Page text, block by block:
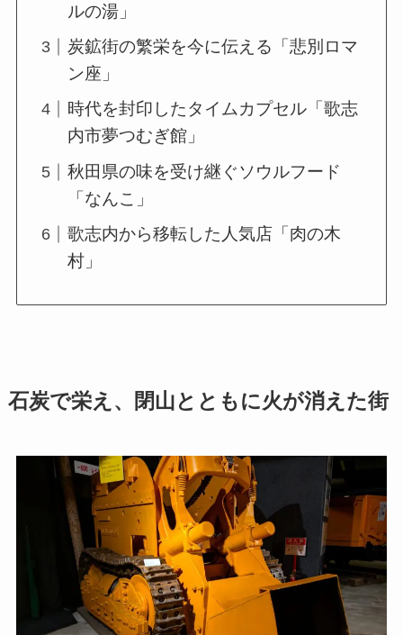
ルの湯」
炭鉱街の繁栄を今に伝える「悲別ロマ
ン座」
時代を封印したタイムカプセル「歌志
内市夢つむぎ館」
秋田県の味を受け継ぐソウルフード
「なんこ」
歌志内から移転した人気店「肉の木
村」
石炭で栄え、閉山とともに火が消えた街